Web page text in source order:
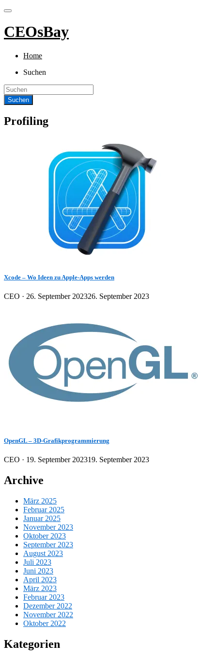
CEOsBay
Home
Suchen
Profiling
Xcode – Wo Ideen zu Apple-Apps werden
CEO · Veröffentlicht
26. September 202326. September 2023
OpenGL – 3D-Grafikprogrammierung
CEO · Veröffentlicht
19. September 202319. September 2023
Archive
März 2025
Februar 2025
Januar 2025
November 2023
Oktober 2023
September 2023
August 2023
Juli 2023
Juni 2023
April 2023
März 2023
Februar 2023
Dezember 2022
November 2022
Oktober 2022
Kategorien